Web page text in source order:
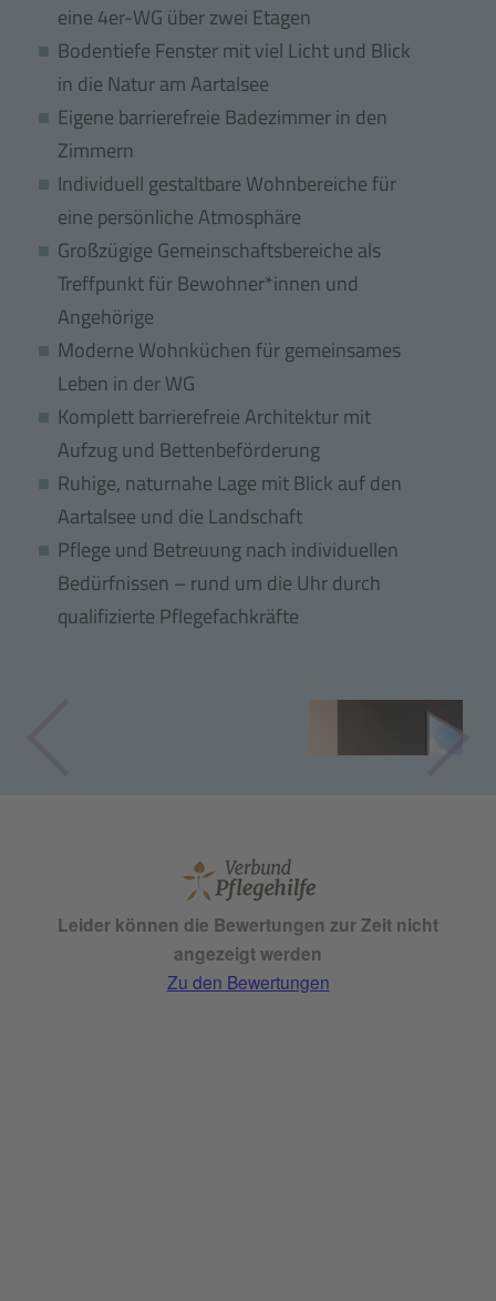
eine 4er-WG über zwei Etagen
Bodentiefe Fenster mit viel Licht und Blick
in die Natur am Aartalsee
Eigene barrierefreie Badezimmer in den
Zimmern
Individuell gestaltbare Wohnbereiche für
eine persönliche Atmosphäre
Großzügige Gemeinschaftsbereiche als
Treffpunkt für Bewohner*innen und
Angehörige
Moderne Wohnküchen für gemeinsames
Leben in der WG
Komplett barrierefreie Architektur mit
Aufzug und Bettenbeförderung
Ruhige, naturnahe Lage mit Blick auf den
Aartalsee und die Landschaft
Pflege und Betreuung nach individuellen
Bedürfnissen – rund um die Uhr durch
qualifizierte Pflegefachkräfte